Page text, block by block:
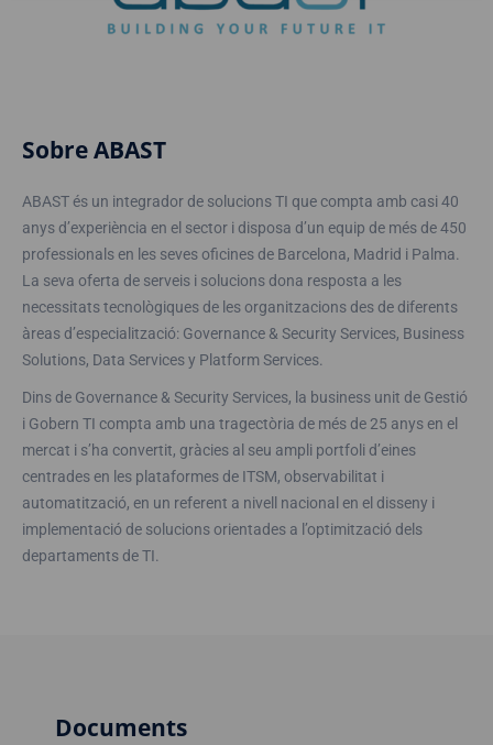
Sobre ABAST
ABAST és un integrador de solucions TI que compta amb casi 40
anys d’experiència en el sector i disposa d’un equip de més de 450
professionals en les seves oficines de Barcelona, Madrid i Palma.
La seva oferta de serveis i solucions dona resposta a les
necessitats tecnològiques de les organitzacions des de diferents
àreas d’especialització: Governance & Security Services, Business
Solutions, Data Services y Platform Services.
Dins de Governance & Security Services, la business unit de Gestió
i Gobern TI compta amb una tragectòria de més de 25 anys en el
mercat i s’ha convertit, gràcies al seu ampli portfoli d’eines
centrades en les plataformes de ITSM, observabilitat i
automatització, en un referent a nivell nacional en el disseny i
implementació de solucions orientades a l’optimització dels
departaments de TI.
Documents